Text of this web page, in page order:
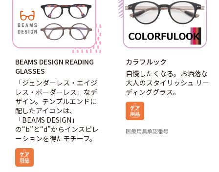
BEAMS DESIGN READING
GLASSES
「ジェンダーレス・エイジ
レス・ボーダーレス」なデ
ザイン。テンプルエンドに
配したアイコンは、
「BEAMS DESIGN」
の“b”と“d”からインスピレ
ーションを得たモチーフ。
カラフルック
自慢したくなる。お洒落な
大人のスタイリッシュ リー
ディンググラス。
医療用具承認番号